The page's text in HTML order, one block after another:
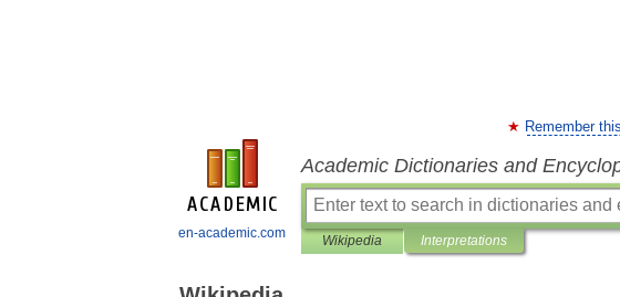
en-academic.com
Remember
Academic Dictionaries and
Wikipedia Interpretations